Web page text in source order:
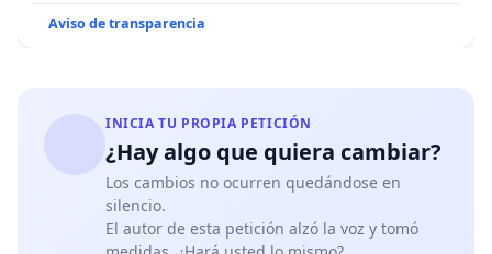
Aviso de transparencia
INICIA TU PROPIA PETICIÓN
¿Hay algo que quiera cambiar?
Los cambios no ocurren quedándose en
silencio.
El autor de esta petición alzó la voz y tomó